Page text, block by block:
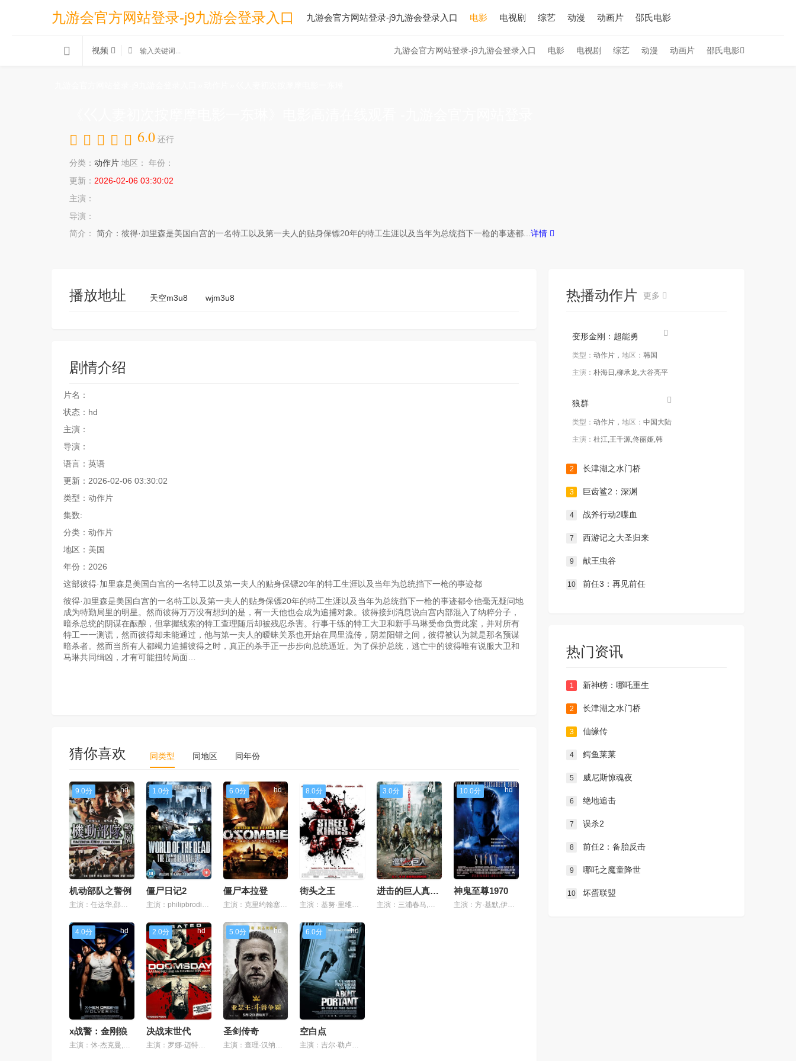
九游会官方网站登录-j9九游会登录入口 九游会官方网站登录-j9九游会登录入口 电影 电视剧 综艺 动漫 动画片 邵氏电影
九游会官方网站登录-j9九游会登录入口 电影 电视剧 综艺 动漫 动画片 邵氏电影
视频
6.0 还行
分类： 动作片 地区：
年份：
更新： 2026-02-06 03:30:02
主演：
导演：
简介：
简介：彼得·加里森是美国白宫的一名特工以及第一夫人的贴身保镖20年的特工生涯以及当年为总统挡下一枪的事迹都... 详情
播放地址 天空m3u8 wjm3u8
剧情介绍
片名：
状态：hd
主演：
导演：
语言：英语
更新：2026-02-06 03:30:02
类型：动作片
集数:
分类：动作片
地区：美国
年份：2026
这部彼得·加里森是美国白宫的一名特工以及第一夫人的贴身保镖20年的特工生涯以及当年为总统挡下一枪的事迹都
彼得·加里森是美国白宫的一名特工以及第一夫人的贴身保镖20年的特工生涯以及当年为总统挡下一枪的事迹都令他毫无疑问地
成为特勤局里的明星。然而彼得万万没有想到的是，有一天他也会成为追捕对象。彼得接到消息说白宫内部混入了纳粹分子，
暗杀总统的阴谋在酝酿，但掌握线索的特工查理随后却被残忍杀害。行事干练的特工大卫和新手马琳受命负责此案，并对所有
特工一一测谎，然而彼得却未能通过，他与第一夫人的暧昧关系也开始在局里流传，阴差阳错之间，彼得被认为就是那名预谋
暗杀者。然而当所有人都竭力追捕彼得之时，真正的杀手正一步步向总统逼近。为了保护总统，逃亡中的彼得唯有说服大卫和
马琳共同缉凶，才有可能扭转局面…
猜你喜欢 同类型 同地区 同年份
9.0分 hd
机动部队之警例
1.0分 hd
僵尸日记2
6.0分 hd
僵尸本拉登
8.0分 hd
街头之王
3.0分 hd
进击的巨人真人版
10.0分 hd
神鬼至尊1970
4.0分 hd
x战警：金刚狼
主演：休·杰克曼,列维·施瑞博尔,丹尼·赫斯顿,威廉姆·亚当斯,琳恩·柯林斯,凯文·杜兰,多米尼克·莫纳汉,泰勒·克奇,丹尼尔·海尼,瑞安·雷诺兹,蒂姆·波考克,朱丽娅·布莱克,马克斯·库伦,特洛耶·希文,michael-jamesolsen,皮特·奥布莱恩,亚伦·杰弗里,阿德莱德·克莱蒙丝,麦尔斯·珀拉德,chrissadrinna,马修·戴尔,内森·巴特勒,阿什·凯迪,苏格拉底·奥图,詹姆斯·d·德弗,塔哈纳·托基,丹尼尔·内格雷努,alexandradavies,罗布·弗拉纳根,哈基姆·凯-卡西姆,艾丽森
2.0分 hd
决战末世代
主演：罗娜·迈特拉,鲍勃·霍斯金斯,亚历山大·希迪格,艾德里安·莱斯特,西恩·帕特维
5.0分 hd
圣剑传奇
主演：查理·汉纳姆,裘德·洛,阿斯特丽德·伯格斯-弗瑞斯贝,米卡埃尔·佩斯布兰特,杰曼·翰苏,安娜贝拉·沃丽丝,艾瑞克·巴纳,艾丹·吉伦,尼尔·马斯克尔,赫敏·科菲尔德,凯蒂·麦克格雷斯,杰奎·安斯蕾,弗莱迪·福克斯,波比·迪瓦伊,朱利安·西格尔,大卫·贝克汉姆,杰夫·贝尔,米莉·布拉迪,乔治娜·坎贝尔,丹尼尔·斯蒂森,伊琳·珀威尔,迈克尔·麦克埃尔哈顿,阿德里安·布薛特,彼得·费迪南多,汤姆·吴,金斯利·本-阿迪尔,盖·里奇
6.0分 hd
空白点
主演：吉尔·勒卢什,罗什迪·泽姆,热拉尔·朗万,埃伦娜·安纳亚
热播动作片 更多
变形金刚：超能勇
类型： 动作片， 地区： 韩国
主演： 朴海日,柳承龙,大谷亮平
狼群
类型： 动作片， 地区： 中国大陆
主演： 杜江,王千源,佟丽娅,韩
2 长津湖之水门桥
3 巨齿鲨2：深渊
4 战斧行动2喋血
7 西游记之大圣归来
9 献王虫谷
10 前任3：再见前任
热门资讯
1 新神榜：哪吒重生
2 长津湖之水门桥
3 仙缘传
4 鳄鱼莱莱
5 威尼斯惊魂夜
6 绝地追击
7 误杀2
8 前任2：备胎反击
9 哪吒之魔童降世
10 坏蛋联盟